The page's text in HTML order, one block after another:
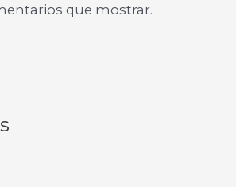
que mostrar.